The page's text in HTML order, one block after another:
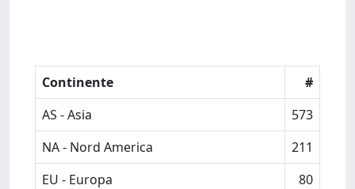
Continente
#
AS - Asia
573
NA - Nord America
211
EU - Europa
80